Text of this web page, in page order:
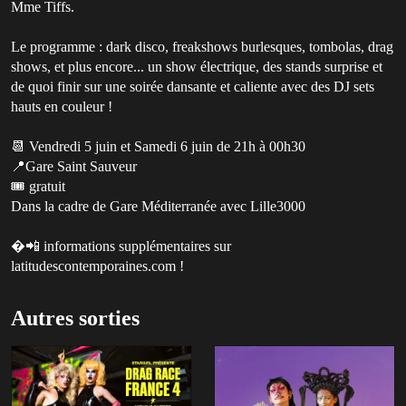
Mme Tiffs.
Le programme : dark disco, freakshows burlesques, tombolas, drag
shows, et plus encore... un show électrique, des stands surprise et
de quoi finir sur une soirée dansante et caliente avec des DJ sets
hauts en couleur !
📆 Vendredi 5 juin et Samedi 6 juin de 21h à 00h30
📍Gare Saint Sauveur
🎟 gratuit
Dans la cadre de Gare Méditerranée avec Lille3000
�📲 informations supplémentaires sur
latitudescontemporaines.com !
Autres sorties